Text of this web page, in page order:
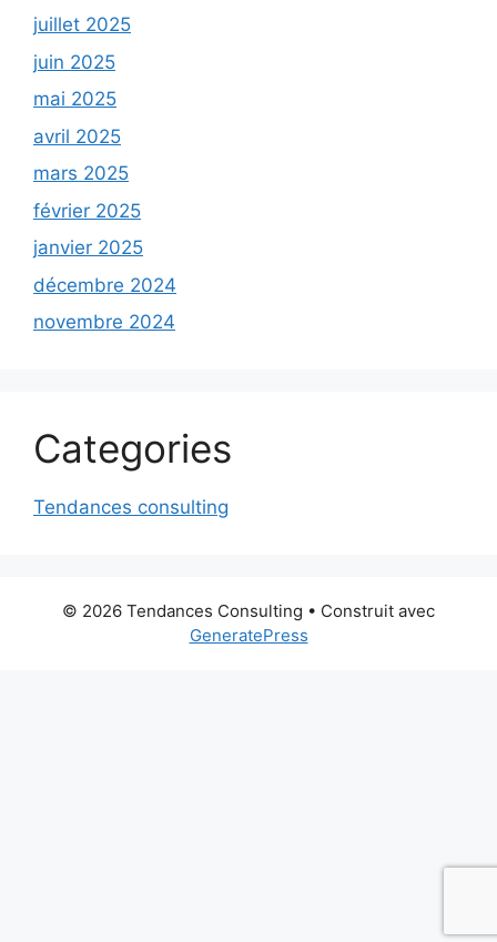
juillet 2025
juin 2025
mai 2025
avril 2025
mars 2025
février 2025
janvier 2025
décembre 2024
novembre 2024
Categories
Tendances consulting
© 2026 Tendances Consulting • Construit avec
GeneratePress